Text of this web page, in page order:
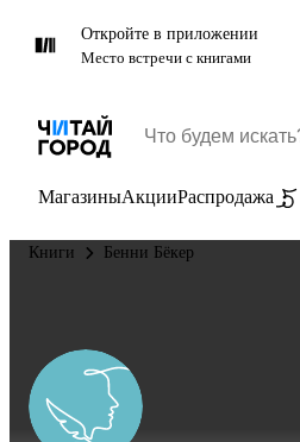
Откройте в приложении
Место встречи с книгами
МагазиныАкцииРаспродажа
Книги Бенни Бёкер